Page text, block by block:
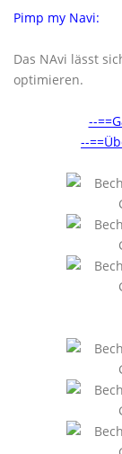
Pimp my Navi:
Das NAvi lässt
optimieren.
--
--